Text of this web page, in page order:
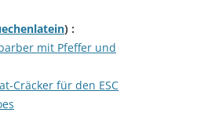
) :
mit Pfeffer und
Cräcker für den ESC